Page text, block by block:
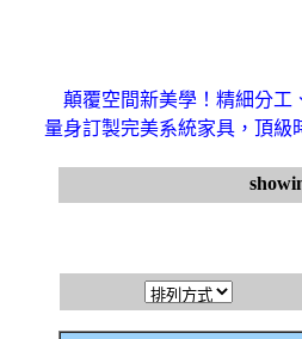
顛覆空間新美學！精細分工
量身訂製完美系統家具，頂級